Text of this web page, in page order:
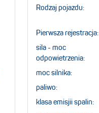
Rodzaj pojazdu:
Pierwsza rejestracja:
sila - moc
odpowietrzenia:
moc silnika:
paliwo:
klasa emisjii spalin: